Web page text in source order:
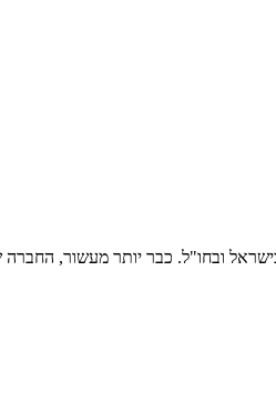
ובחו"ל. כבר יותר מעשור,